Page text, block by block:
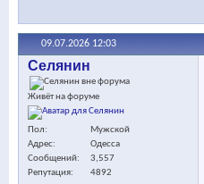
09.07.2026 12:03
Селянин
Живёт на форуме
Пол
Мужской
Адрес
Одесса
Сообщений
3,557
Репутация
4892